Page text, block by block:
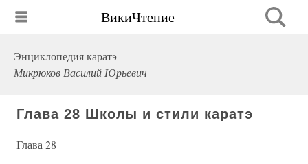
ВикиЧтение
Энциклопедия каратэ
Микрюков Василий Юрьевич
Глава 28 Школы и стили каратэ
Глава 28